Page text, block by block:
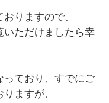
りますので、
いただけましたら幸
っており、すでにご
ますが、